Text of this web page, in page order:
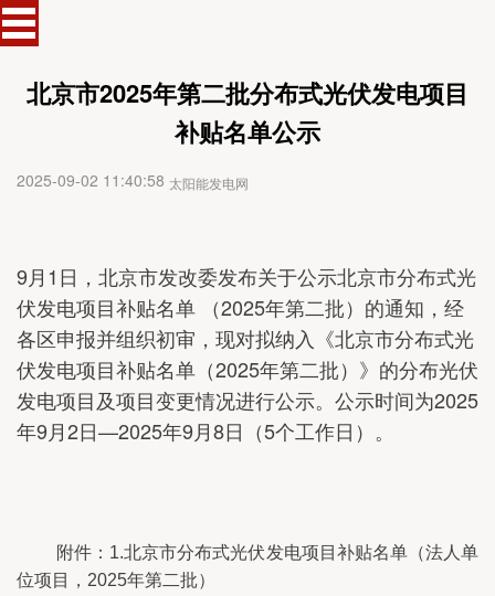
北京市2025年第二批分布式光伏发电项目
补贴名单公示
2025-09-02 11:40:58 太阳能发电网
9月1日，北京市发改委发布关于公示北京市分布式光
伏发电项目补贴名单 （2025年第二批）的通知，经
各区申报并组织初审，现对拟纳入《北京市分布式光
伏发电项目补贴名单（2025年第二批）》的分布光伏
发电项目及项目变更情况进行公示。公示时间为2025
年9月2日—2025年9月8日（5个工作日）。
附件：1.北京市分布式光伏发电项目补贴名单（法人单
位项目，2025年第二批）